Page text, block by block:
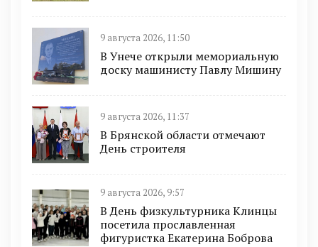
9 августа 2026, 11:50
В Унече открыли мемориальную
доску машинисту Павлу Мишину
9 августа 2026, 11:37
В Брянской области отмечают
День строителя
9 августа 2026, 9:57
В День физкультурника Клинцы
посетила прославленная
фигуристка Екатерина Боброва